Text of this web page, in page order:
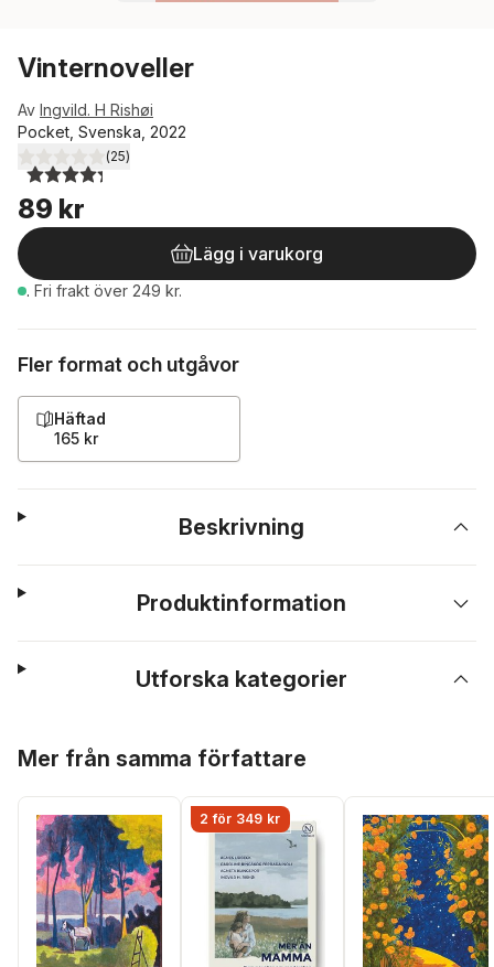
Vinternoveller
Av Ingvild. H Rishøi
Pocket, Svenska, 2022
4,3utav 5 stjärnor. Totalt antal röster:
(25)
89 kr
Lägg i varukorg
. Fri frakt över 249 kr.
Fler format och utgåvor
Häftad
165 kr
Beskrivning
Produktinformation
Utforska kategorier
Mer från samma författare
2 för 349 kr